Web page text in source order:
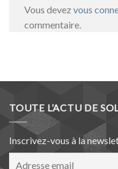
Vous devez vous
commentaire.
TOUTE L’ACTU DE
Inscrivez-vous à la